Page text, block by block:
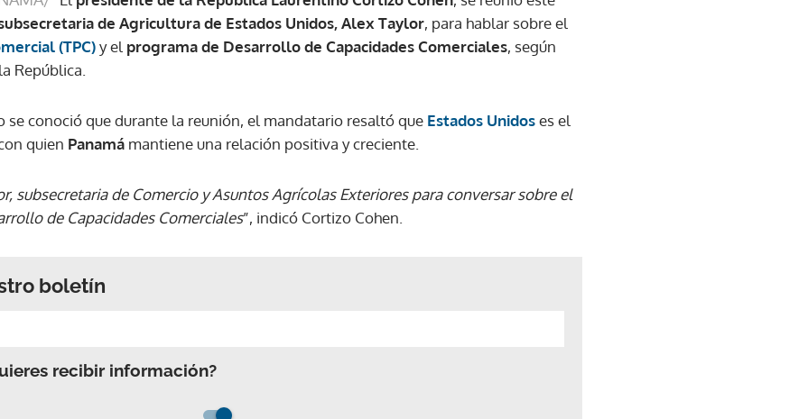
de Agricultura de Estados Unidos, Alex Taylor, para hablar sobre el
(TPC)y el programa de Desarrollo de Capacidades Comerciales, según
República.
se conoció que durante la reunión, el mandatario resaltó que Estados Unidoses el
quien Panamá mantiene una relación positiva y creciente.
subsecretaria de Comercio y Asuntos Agrícolas Exteriores para conversar sobre el
de Capacidades Comerciales”, indicó Cortizo Cohen.
boletín
recibir información?